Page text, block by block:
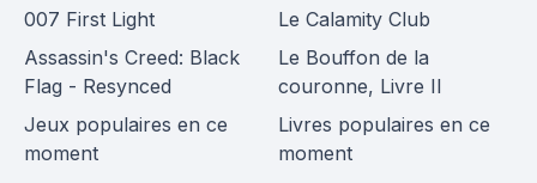
007 First Light
Assassin's Creed: Black
Flag - Resynced
Jeux populaires en ce
moment
Le Calamity Club
Le Bouffon de la
couronne, Livre II
Livres populaires en ce
moment